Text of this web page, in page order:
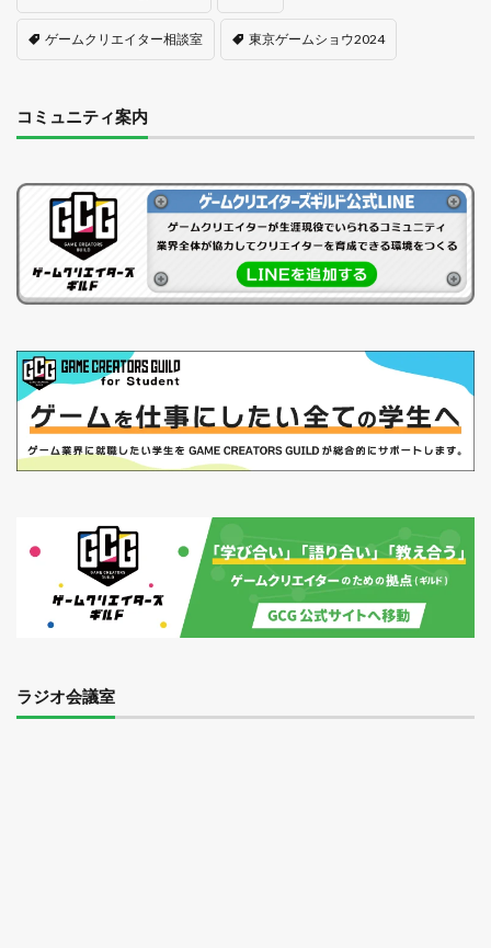
ゲームクリエイター相談室 東京ゲームショウ2024
コミュニティ案内
ラジオ会議室